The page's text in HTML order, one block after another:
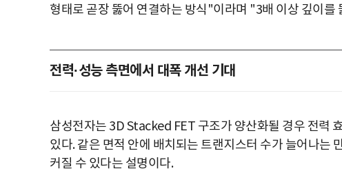
형태로 곧장 뚫어 연결하는 방식"이라며 "3배 이상 깊이를
전력·성능 측면에서 대폭 개선 기대
삼성전자는 3D Stacked FET 구조가 양산화될 경우 전력
있다. 같은 면적 안에 배치되는 트랜지스터 수가 늘어나는
커질 수 있다는 설명이다.